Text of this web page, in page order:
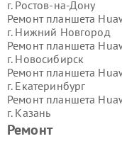
Мы стремимся
максимально быстро,
приоритетом.
устраняется в
выполняется после
устройство проходит
выдачей.
Ремонт
г. Ростов-на-Дону
Ремонт планшета
г. Нижний Новгород
Ремонт планшета
г. Новосибирск
Ремонт планшета
г. Екатеринбург
Ремонт планшета
г. Казань
Ремонт планшета
г. Воронеж